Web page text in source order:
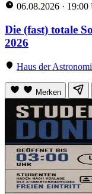
06.08.2026 · 19:00
Die (fast) totale
2026
Haus der
Merken